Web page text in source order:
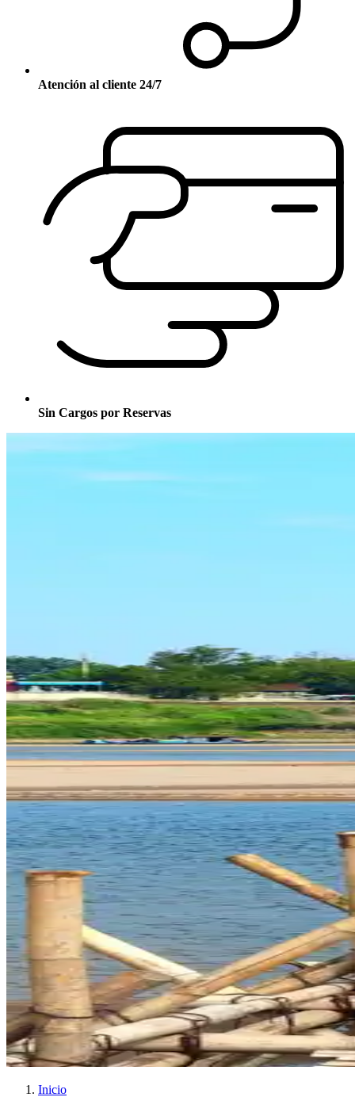
Atención al cliente 24/7
Sin Cargos por Reservas
Inicio